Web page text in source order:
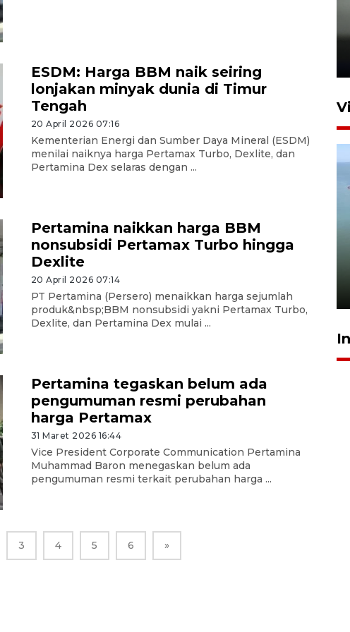
ESDM: Harga BBM naik seiring
lonjakan minyak dunia di Timur
Tengah
20 April 2026 07:16
Kementerian Energi dan Sumber Daya Mineral (ESDM)
menilai naiknya harga Pertamax Turbo, Dexlite, dan
Pertamina Dex selaras dengan ...
Pertamina naikkan harga BBM
nonsubsidi Pertamax Turbo hingga
Dexlite
20 April 2026 07:14
PT Pertamina (Persero) menaikkan harga sejumlah
produk&nbsp;BBM nonsubsidi yakni Pertamax Turbo,
Dexlite, dan Pertamina Dex mulai ...
Pertamina tegaskan belum ada
pengumuman resmi perubahan
harga Pertamax
31 Maret 2026 16:44
Vice President Corporate Communication Pertamina
Muhammad Baron menegaskan belum ada
pengumuman resmi terkait perubahan harga ...
3 4 5 6 »
Optimalkan aset negara,
Bulog luncurkan kawasan
22 Juli 2026 17:09